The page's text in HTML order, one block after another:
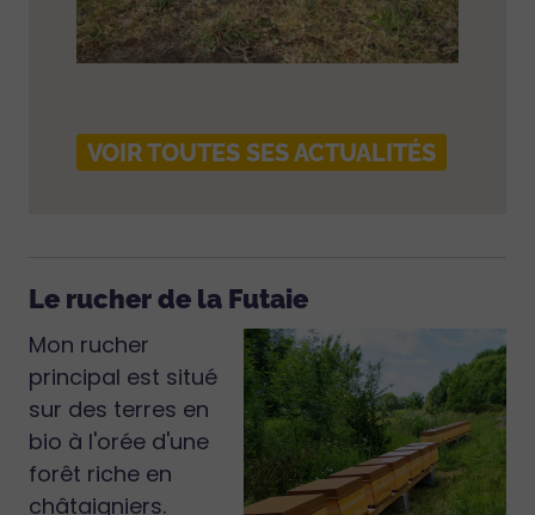
VOIR TOUTES SES ACTUALITÉS
Le rucher de la Futaie
Mon rucher
principal est situé
sur des terres en
bio à l'orée d'une
forêt riche en
châtaigniers.